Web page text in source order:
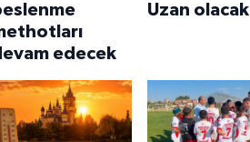
edecek
Uzan olacak